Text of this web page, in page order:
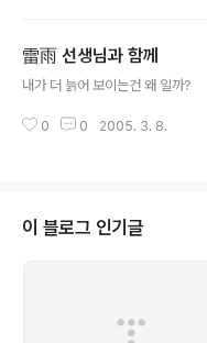
대략 30분 쯤을 버스를 타고 가는
삼성 애니콜의 광고판이 인상적
데, 우리 모두 오리 잡는소리라
서 인지, 고속..
雷雨 선생님과 함께
내가 더 늙어 보이는건 왜 일까?
0 0 2005. 3. 8.
이 블로그 인기글